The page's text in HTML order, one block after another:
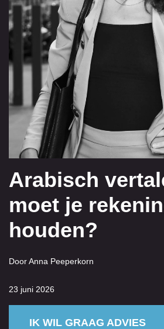
Arabisch
moet je
houden?
Door Anna Peeperkorn
23 juni 2026
IK WIL GRAAG ADVIES